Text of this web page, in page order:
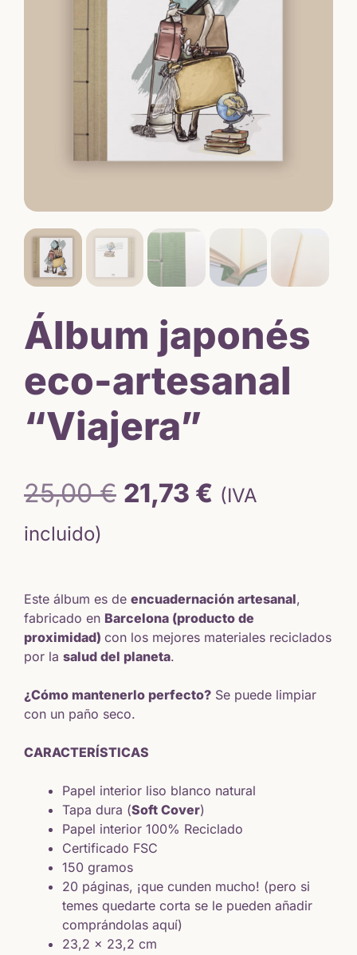
Álbum japonés
eco-artesanal
“Viajera”
25,00€ El
era:
25,00 €.
21,73 € El
es:
21,73 €.
(IVA
incluido)
Este álbum es de encuadernación artesanal,
fabricado en Barcelona (producto de
proximidad) con los mejores materiales reciclados
por la salud del planeta.
¿Cómo mantenerlo perfecto? Se puede limpiar
con un paño seco.
CARACTERÍSTICAS
Papel interior liso blanco natural
Tapa dura (Soft Cover)
Papel interior 100% Reciclado
Certificado FSC
150 gramos
20 páginas, ¡que cunden mucho! (pero si
temes quedarte corta se le pueden añadir
comprándolas aquí)
23,2 x 23,2 cm